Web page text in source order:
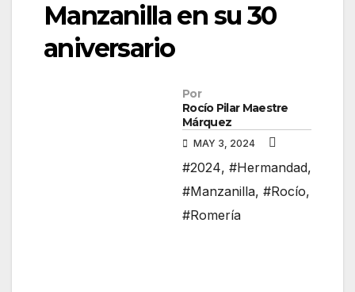
Manzanilla en su 30
aniversario
Por
Rocío Pilar Maestre
Márquez
MAY 3, 2024
#2024, #Hermandad,
#Manzanilla, #Rocío,
#Romería